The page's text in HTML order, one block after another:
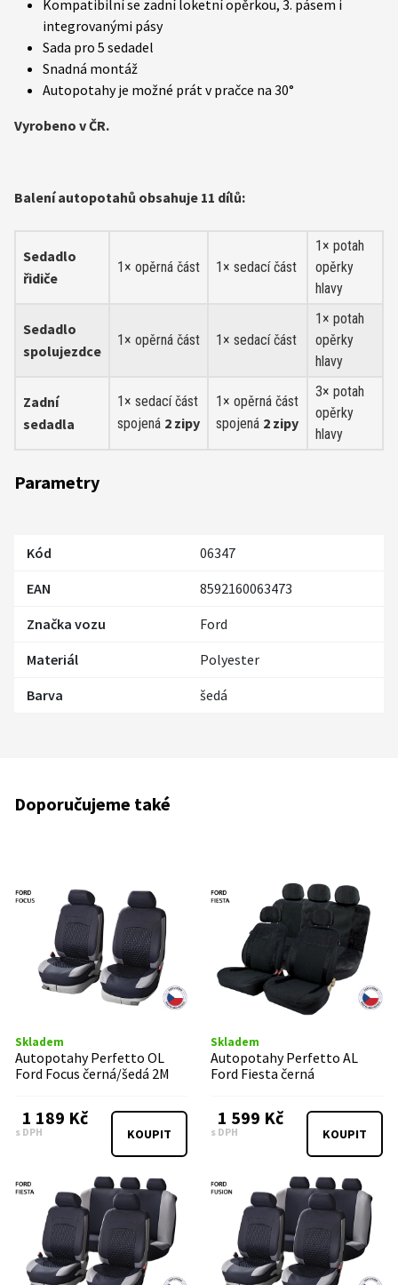
Kompatibilní se zadní loketní opěrkou, 3. pásem i
integrovanými pásy
Sada pro 5 sedadel
Snadná montáž
Autopotahy je možné prát v pračce na 30°
Vyrobeno v ČR.
Balení autopotahů obsahuje 11 dílů:
Sedadlo
řidiče
1× opěrná část 1× sedací část
1× potah
opěrky
hlavy
Sedadlo
spolujezdce
1× opěrná část 1× sedací část
1× potah
opěrky
hlavy
Zadní
sedadla
1× sedací část
spojená 2 zipy
1× opěrná část
spojená 2 zipy
3× potah
opěrky
hlavy
Parametry
Kód
06347
EAN
8592160063473
Značka vozu
Ford
Materiál
Polyester
Barva
šedá
Doporučujeme také
Skladem
Autopotahy Perfetto OL
Ford Focus černá/šedá 2M
1 189 Kč
s DPH KOUPIT
Skladem
Autopotahy Perfetto AL
Ford Fiesta černá
1 599 Kč
s DPH KOUPIT